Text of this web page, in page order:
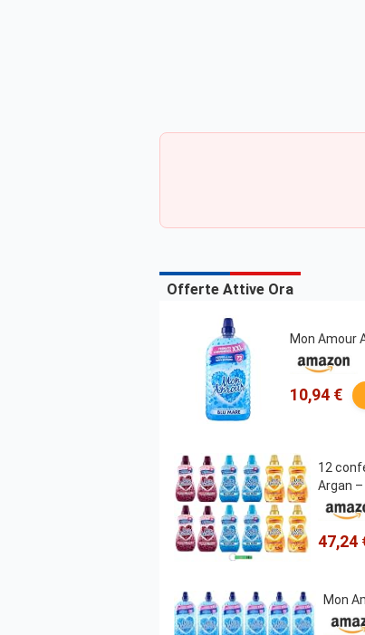
Offerte Attive Ora
Mon Amour
10,94 €
12
Argan
47,24
Mon